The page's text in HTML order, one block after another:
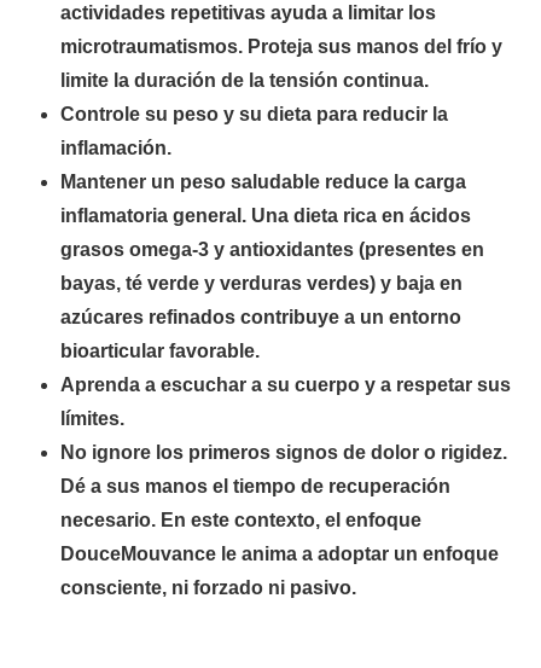
actividades repetitivas ayuda a limitar los
microtraumatismos. Proteja sus manos del frío y
limite la duración de la tensión continua.
Controle su peso y su dieta para reducir la
inflamación.
Mantener un peso saludable reduce la carga
inflamatoria general. Una dieta rica en ácidos
grasos omega-3 y antioxidantes (presentes en
bayas, té verde y verduras verdes) y baja en
azúcares refinados contribuye a un entorno
bioarticular favorable.
Aprenda a escuchar a su cuerpo y a respetar sus
límites.
No ignore los primeros signos de dolor o rigidez.
Dé a sus manos el tiempo de recuperación
necesario. En este contexto, el enfoque
DouceMouvance le anima a adoptar un enfoque
consciente, ni forzado ni pasivo.